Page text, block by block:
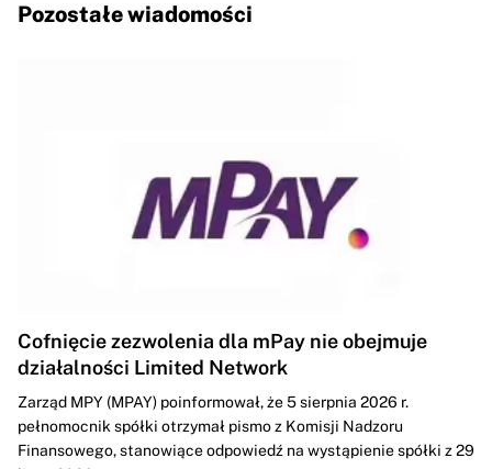
Pozostałe wiadomości
Cofnięcie zezwolenia dla mPay nie obejmuje
działalności Limited Network
Zarząd MPY (MPAY) poinformował, że 5 sierpnia 2026 r.
pełnomocnik spółki otrzymał pismo z Komisji Nadzoru
Finansowego, stanowiące odpowiedź na wystąpienie spółki z 29